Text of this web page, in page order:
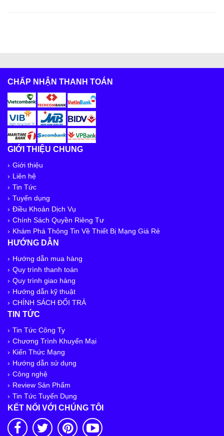
CHẤP NHẬN THANH TOÁN
GIỚI THIỆU CHUNG
Giới thiệu
Liên hệ
Tin Tức
Tuyển dụng
Điều Khoản Dịch Vụ
Chính Sách Quyền Riêng Tư
Khám Phá Thông Tin Về Thiết Bị Mạng Giá Rẻ
HƯỚNG DẪN
Hướng dẫn mua hàng
Quy trình thanh toán
Quy trình giao hàng
Hướng dẫn kỹ thuật
CHÍNH SÁCH ĐỔI TRẢ
TIN TỨC
Tin Tức Công Ty
Chương Trình Khuyến Mại
Kiến Thức Mạng
Hướng dẫn sử dụng
Công nghệ
Review Sản Phẩm
Tin Tức Tuyển Dụng
KẾT NỐI VỚI CHÚNG TÔI